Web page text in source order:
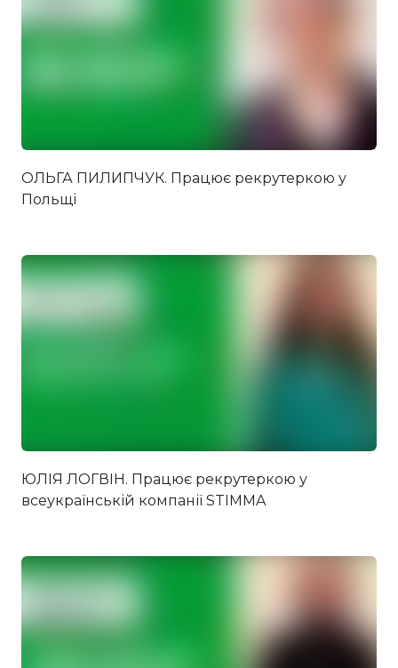
ОЛЬГА ПИЛИПЧУК. Працює рекрутеркою у
Польщі
ЮЛІЯ ЛОГВІН. Працює рекрутеркою у
всеукраїнській компанії STIMMA